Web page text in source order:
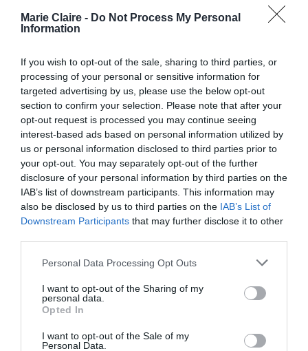
Marie Claire - Do Not Process My Personal
Information
If you wish to opt-out of the sale, sharing to third parties, or
processing of your personal or sensitive information for
targeted advertising by us, please use the below opt-out
section to confirm your selection. Please note that after your
opt-out request is processed you may continue seeing
interest-based ads based on personal information utilized by
us or personal information disclosed to third parties prior to
your opt-out. You may separately opt-out of the further
disclosure of your personal information by third parties on the
IAB’s list of downstream participants. This information may
also be disclosed by us to third parties on the IAB’s List of
Downstream Participants that may further disclose it to other
Personal Data Processing Opt Outs
I want to opt-out of the Sharing of my
personal data.
Opted In
I want to opt-out of the Sale of my
Personal Data.
View this post on Instagram
A post shared by Dazed (@dazed)